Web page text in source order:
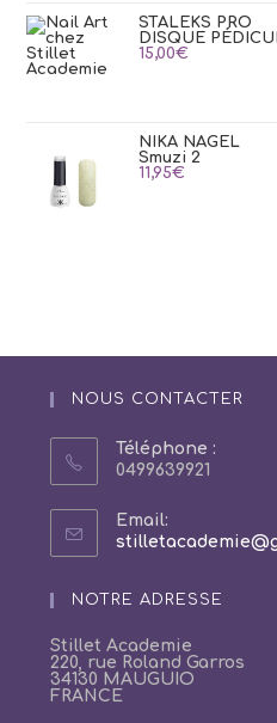
STALEKS PRO
DISQUE
15,00€
NIKA NAGEL
Smuzi 2
11,95€
NOUS CONTACTER
Téléphone :
0499639921
Email:
NOTRE ADRESSE
Stillet Academie
220, rue Roland Garros
34130 MAUGUIO
FRANCE